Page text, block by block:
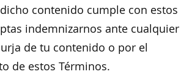
contenido cumple con estos
indemnizarnos ante cualquier
de tu contenido o por el
de estos Términos.